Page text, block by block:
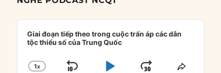
Audio
Player
Giai đoạn tiếp theo trong cuộc trấn áp các dân
tộc thiểu số của Trung Quốc
CHANGE
1X
SHARE